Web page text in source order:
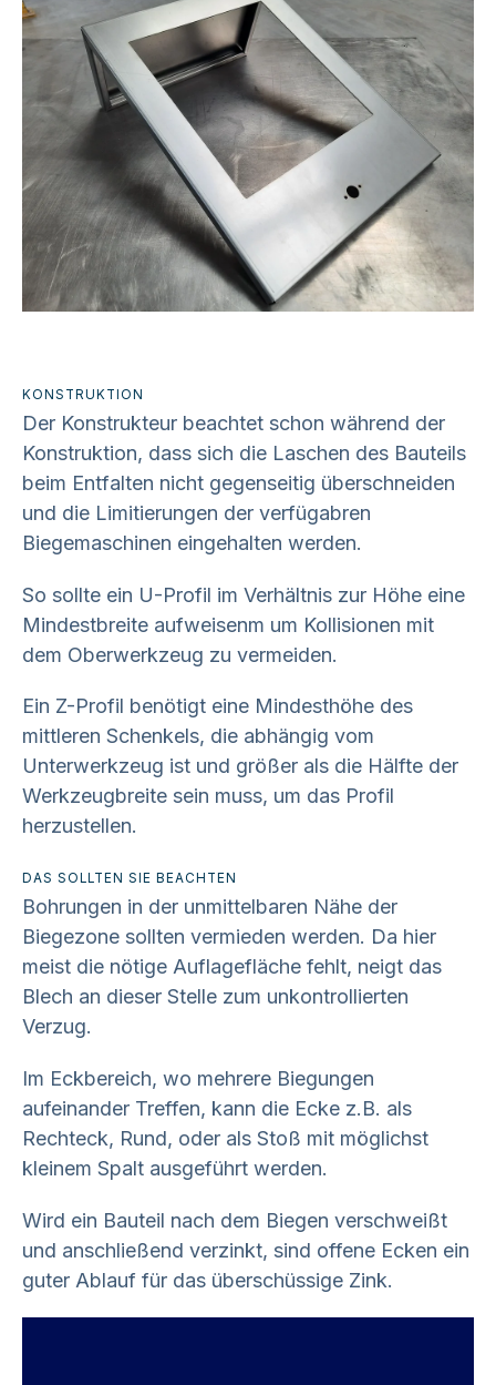
KONSTRUKTION
Der Konstrukteur beachtet schon während der
Konstruktion, dass sich die Laschen des Bauteils
beim Entfalten nicht gegenseitig überschneiden
und die Limitierungen der verfügabren
Biegemaschinen eingehalten werden.
So sollte ein U-Profil im Verhältnis zur Höhe eine
Mindestbreite aufweisenm um Kollisionen mit
dem Oberwerkzeug zu vermeiden.
Ein Z-Profil benötigt eine Mindesthöhe des
mittleren Schenkels, die abhängig vom
Unterwerkzeug ist und größer als die Hälfte der
Werkzeugbreite sein muss, um das Profil
herzustellen.
DAS SOLLTEN SIE BEACHTEN
Bohrungen in der unmittelbaren Nähe der
Biegezone sollten vermieden werden. Da hier
meist die nötige Auflagefläche fehlt, neigt das
Blech an dieser Stelle zum unkontrollierten
Verzug.
Im Eckbereich, wo mehrere Biegungen
aufeinander Treffen, kann die Ecke z.B. als
Rechteck, Rund, oder als Stoß mit möglichst
kleinem Spalt ausgeführt werden.
Wird ein Bauteil nach dem Biegen verschweißt
und anschließend verzinkt, sind offene Ecken ein
guter Ablauf für das überschüssige Zink.